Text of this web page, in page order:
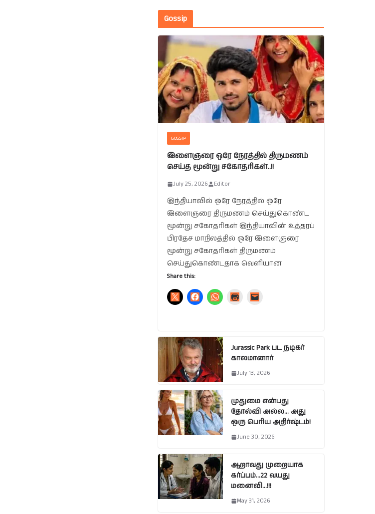
Gossip
GOSSIP
இளைஞரை ஒரே நேரத்தில் திருமணம்
செய்த மூன்று சகோதரிகள்..!!
July 25, 2026 Editor
இந்தியாவில் ஒரே நேரத்தில் ஒரே
இளைஞரை திருமணம் செய்துகொண்ட
மூன்று சகோதரிகள் இந்தியாவின் உத்தரப்
பிரதேச மாநிலத்தில் ஒரே இளைஞரை
மூன்று சகோதரிகள் திருமணம்
செய்துகொண்டதாக வெளியான
Share this:
Jurassic Park பட நடிகர்
காலமானார்
July 13, 2026
முதுமை என்பது
தோல்வி அல்ல… அது
ஒரு பெரிய அதிர்ஷ்டம்!
June 30, 2026
ஆறாவது முறையாக
கர்ப்பம்…22 வயது
மனைவி…!!!
May 31, 2026